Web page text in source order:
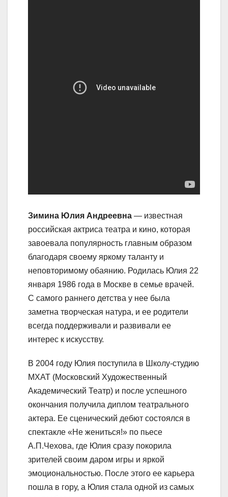
Зимина Юлия Андреевна — известная
российская актриса театра и кино, которая
завоевала популярность главным образом
благодаря своему яркому таланту и
неповторимому обаянию. Родилась Юлия 22
января 1986 года в Москве в семье врачей.
С самого раннего детства у нее была
заметна творческая натура, и ее родители
всегда поддерживали и развивали ее
интерес к искусству.
В 2004 году Юлия поступила в Школу-студию
МХАТ (Московский Художественный
Академический Театр) и после успешного
окончания получила диплом театрального
актера. Ее сценический дебют состоялся в
спектакле «Не жениться!» по пьесе
А.П.Чехова, где Юлия сразу покорила
зрителей своим даром игры и яркой
эмоциональностью. После этого ее карьера
пошла в гору, а Юлия стала одной из самых